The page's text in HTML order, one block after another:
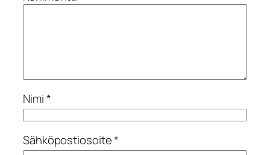
Nimi*
Sähköpostiosoite*